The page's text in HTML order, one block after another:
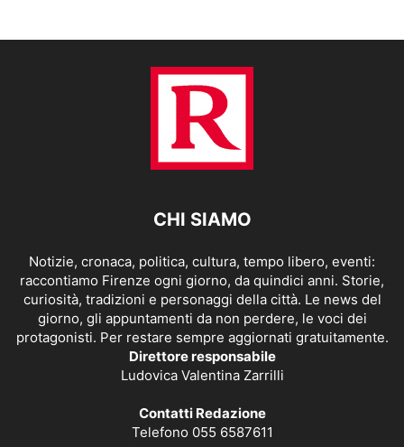
CHI SIAMO
Notizie, cronaca, politica, cultura, tempo libero, eventi:
raccontiamo Firenze ogni giorno, da quindici anni. Storie,
curiosità, tradizioni e personaggi della città. Le news del
giorno, gli appuntamenti da non perdere, le voci dei
protagonisti. Per restare sempre aggiornati gratuitamente.
Direttore responsabile
Ludovica Valentina Zarrilli
Contatti Redazione
Telefono 055 6587611